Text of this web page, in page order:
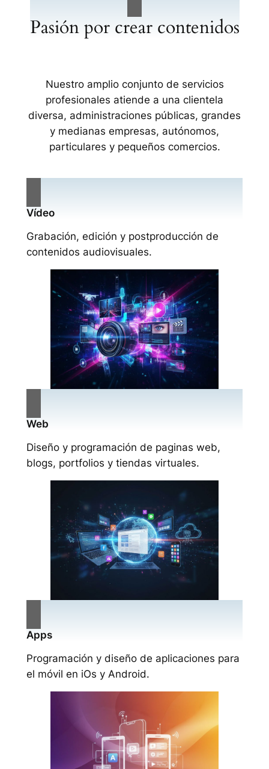
Pasión por crear contenidos
Nuestro amplio conjunto de servicios
profesionales atiende a una clientela
diversa, administraciones públicas, grandes
y medianas empresas, autónomos,
particulares y pequeños comercios.
Vídeo
Grabación, edición y postproducción de
contenidos audiovisuales.
Web
Diseño y programación de paginas web,
blogs, portfolios y tiendas virtuales.
Apps
Programación y diseño de aplicaciones para
el móvil en iOs y Android.